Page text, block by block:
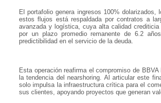
El portafolio genera ingresos 100%
estos flujos está respaldada por contratos a
avanzada y logística, cuya alta calidad
por un plazo promedio remanente de 6.2
predictibilidad en el servicio de la deuda.
Esta operación reafirma el compromiso de
la tendencia del nearshoring. Al articular este
solo impulsa la infraestructura crítica para el
sus clientes, apoyando proyectos que generan